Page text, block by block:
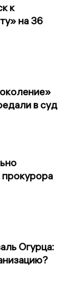
к
на 36
в суд
Огурца: